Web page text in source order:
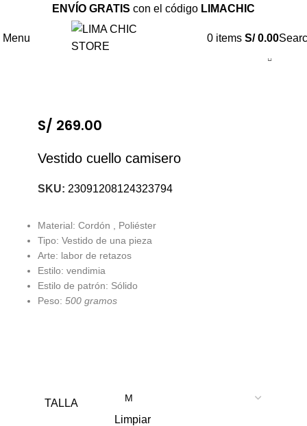
ENVÍO GRATIS con el código LIMACHIC
Menu 0 items S/0.00
S/ 269.00
Vestido cuello camisero
SKU: 23091208124323794
Material: Cordón , Poliéster
Tipo: Vestido de una pieza
Arte: labor de retazos
Estilo: vendimia
Estilo de patrón: Sólido
Peso: 500 gramos
TALLA
Limpiar